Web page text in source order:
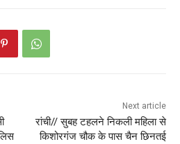
Next article
रांची// सुबह टहलने निकली महिला से
किशोरगंज चौक के पास चैन छिनतई